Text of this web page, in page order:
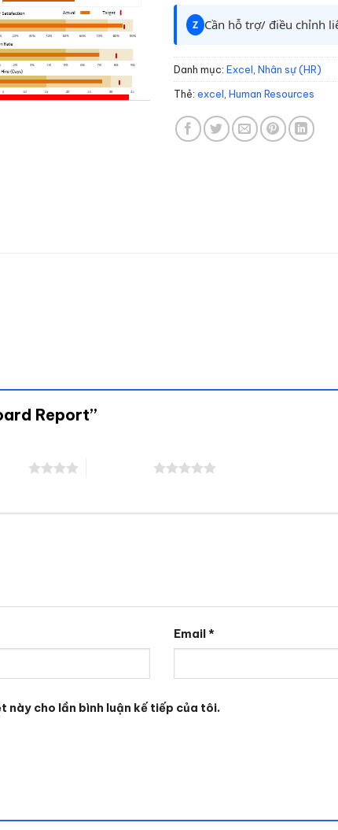
Z Cần hỗ trợ/ điều chỉnh
Danh mục: Excel Nhân sự (HR)
Thẻ: excel Human Resources
Report”
Email *
cho lần bình luận kế tiếp của tôi.